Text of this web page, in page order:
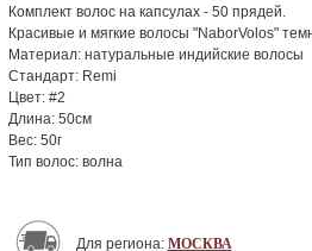
Комплект волос на капсулах - 50 прядей.
Красивые и мягкие волосы "NaborVolos"
Материал: натуральные индийские волосы
Стандарт: Remi
Цвет: #2
Длина: 50см
Вес: 50г
Тип волос: волна
Для региона: МОСКВА